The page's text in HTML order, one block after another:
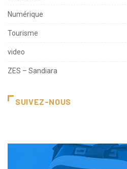
Numérique
Tourisme
video
ZES – Sandiara
SUIVEZ-NOUS